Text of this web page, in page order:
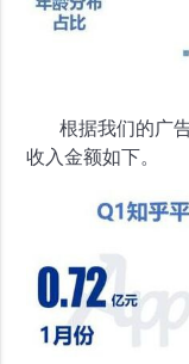
根据我们的广告
收入金额如下。